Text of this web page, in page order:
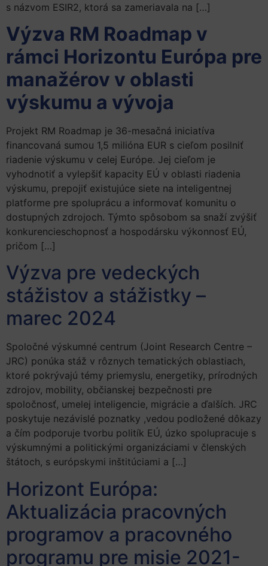
s názvom ESIR2, ktorá sa zameriavala na […]
Výzva RM Roadmap v
rámci Horizontu Európa pre
manažérov v oblasti
výskumu a vývoja
Projekt RM Roadmap je 36-mesačná iniciatíva
financovaná sumou 1,5 milióna EUR s cieľom posilniť
riadenie výskumu v celej Európe. Jej cieľom je
vyhodnotiť a vylepšiť kapacity EÚ v oblasti riadenia
výskumu, prepojiť existujúce siete na inteligentnej
platforme pre spoluprácu a informovať komunitu o
dostupných zdrojoch. Týmto spôsobom sa snaží zvýšiť
konkurencieschopnosť a hospodársku výkonnosť EÚ,
pričom […]
Výzva pre vedeckých
stážistov a stážistky –
marec 2024
Spoločné výskumné centrum (Joint Research Centre –
JRC) ponúka stáž v rôznych tematických oblastiach,
ktoré pokrývajú témy priemyslu, energetiky, prírodných
zdrojov, mobility, občianskej bezpečnosti pre
spoločnosť, umelej inteligencie, migrácie a ďalších. JRC
poskytuje nezávislé poznatky ,vedou podložené dôkazy
a čím podporuje tvorbu politík EÚ, úzko spolupracuje s
výskumnými a politickými organizáciami v členských
štátoch, s európskymi inštitúciami a […]
Horizont Európa:
Aktualizácia pracovných
programov a pracovného
programu pre misie 2021-